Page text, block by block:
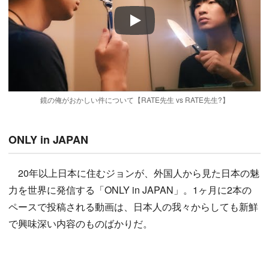
Play
鏡の俺がおかしい件について【RATE先生 vs RATE先生?】
ONLY in JAPAN
20年以上日本に住むジョンが、外国人から見た日本の魅
力を世界に発信する「ONLY in JAPAN」。1ヶ月に2本の
ペースで投稿される動画は、日本人の我々からしても新鮮
で興味深い内容のものばかりだ。